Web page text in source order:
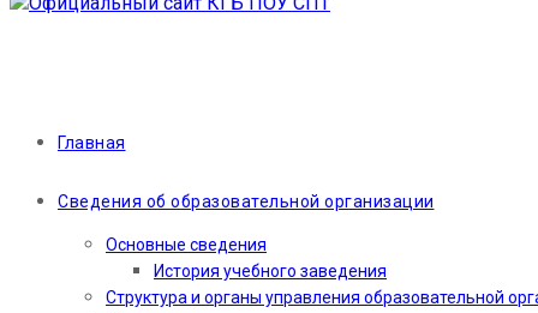
Главная
Сведения об образовательной организации
Основные сведения
История учебного заведения
Структура и органы управления образовательной